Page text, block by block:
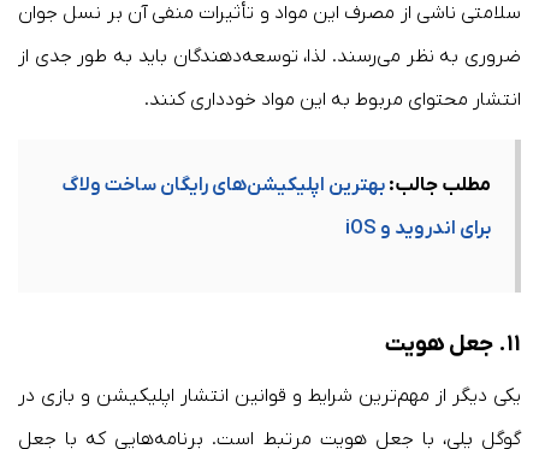
سلامتی ناشی از مصرف این مواد و تأثیرات منفی آن بر نسل جوان
ضروری به نظر می‌رسند. لذا، توسعه‌دهندگان باید به طور جدی از
انتشار محتوای مربوط به این مواد خودداری کنند.
مطلب جالب: بهترین اپلیکیشن‌های رایگان ساخت ولاگ
برای اندروید و iOS
۱۱. جعل هویت
یکی دیگر از مهم‌ترین شرایط و قوانین انتشار اپلیکیشن و بازی در
گوگل پلی، با جعل هویت مرتبط است. برنامه‌هایی که با جعل